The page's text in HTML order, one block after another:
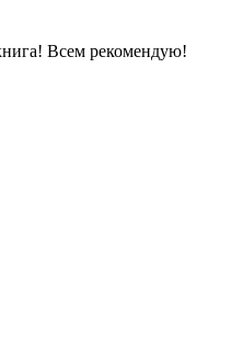
Всем рекомендую!